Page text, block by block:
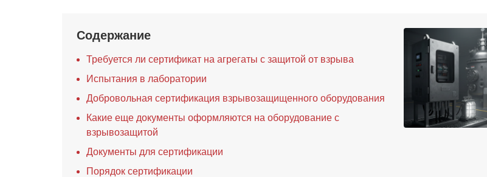
Содержание
Требуется ли сертификат на агрегаты с защитой от взрыва
Испытания в лаборатории
Добровольная сертификация взрывозащищенного оборудования
Какие еще документы оформляются на оборудование с
взрывозащитой
Документы для сертификации
Порядок сертификации